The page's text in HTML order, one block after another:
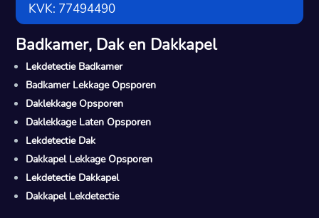
KVK: 77494490
Badkamer, Dak en Dakkapel
Lekdetectie Badkamer
Badkamer Lekkage Opsporen
Daklekkage Opsporen
Daklekkage Laten Opsporen
Lekdetectie Dak
Dakkapel Lekkage Opsporen
Lekdetectie Dakkapel
Dakkapel Lekdetectie